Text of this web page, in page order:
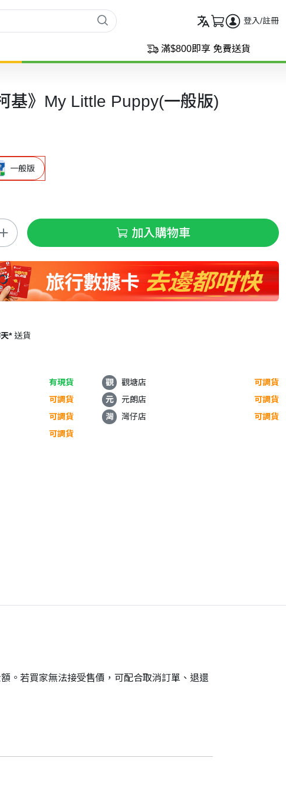
登入/註冊
滿$800即享 免費送貨
基》My Little Puppy(一般版)
一般版
加入購物車
* 送貨
有現貨 觀 觀塘店
可調貨
可調貨 元 元朗店
可調貨
可調貨 灣 灣仔店
可調貨
可調貨
。若買家無法接受售價，可配合取消訂單、退還